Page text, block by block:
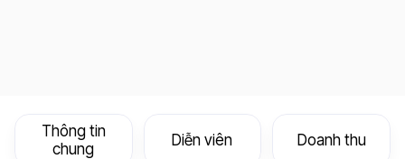
Thông tin
chung
Diễn viên Doanh thu